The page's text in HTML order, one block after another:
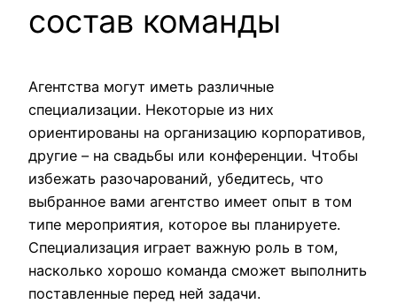
состав команды
Агентства могут иметь различные
специализации. Некоторые из них
ориентированы на организацию корпоративов,
другие – на свадьбы или конференции. Чтобы
избежать разочарований, убедитесь, что
выбранное вами агентство имеет опыт в том
типе мероприятия, которое вы планируете.
Специализация играет важную роль в том,
насколько хорошо команда сможет выполнить
поставленные перед ней задачи.